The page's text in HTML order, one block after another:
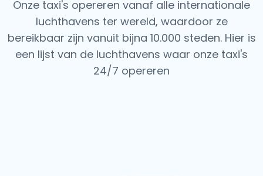
Onze taxi's opereren vanaf alle internationale
luchthavens ter wereld, waardoor ze
bereikbaar zijn vanuit bijna 10.000 steden. Hier is
een lijst van de luchthavens waar onze taxi's
24/7 opereren